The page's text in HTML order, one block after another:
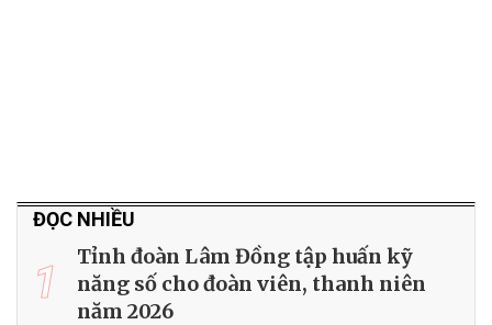
ĐỌC NHIỀU
1
Tỉnh đoàn Lâm Đồng tập huấn kỹ
năng số cho đoàn viên, thanh niên
năm 2026